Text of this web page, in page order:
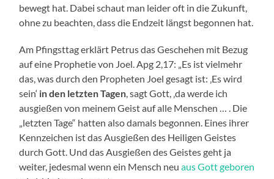
bewegt hat. Dabei schaut man leider oft in die Zukunft,
ohne zu beachten, dass die Endzeit längst begonnen hat.
Am Pfingsttag erklärt Petrus das Geschehen mit Bezug
auf eine Prophetie von Joel. Apg 2,17: „Es ist vielmehr
das, was durch den Propheten Joel gesagt ist: ‚Es wird
sein‘ in den letzten Tagen, sagt Gott, ‚da werde ich
ausgießen von meinem Geist auf alle Menschen … . Die
„letzten Tage“ hatten also damals begonnen. Eines ihrer
Kennzeichen ist das Ausgießen des Heiligen Geistes
durch Gott. Und das Ausgießen des Geistes geht ja
weiter, jedesmal wenn ein Mensch neuaus Gott geboren